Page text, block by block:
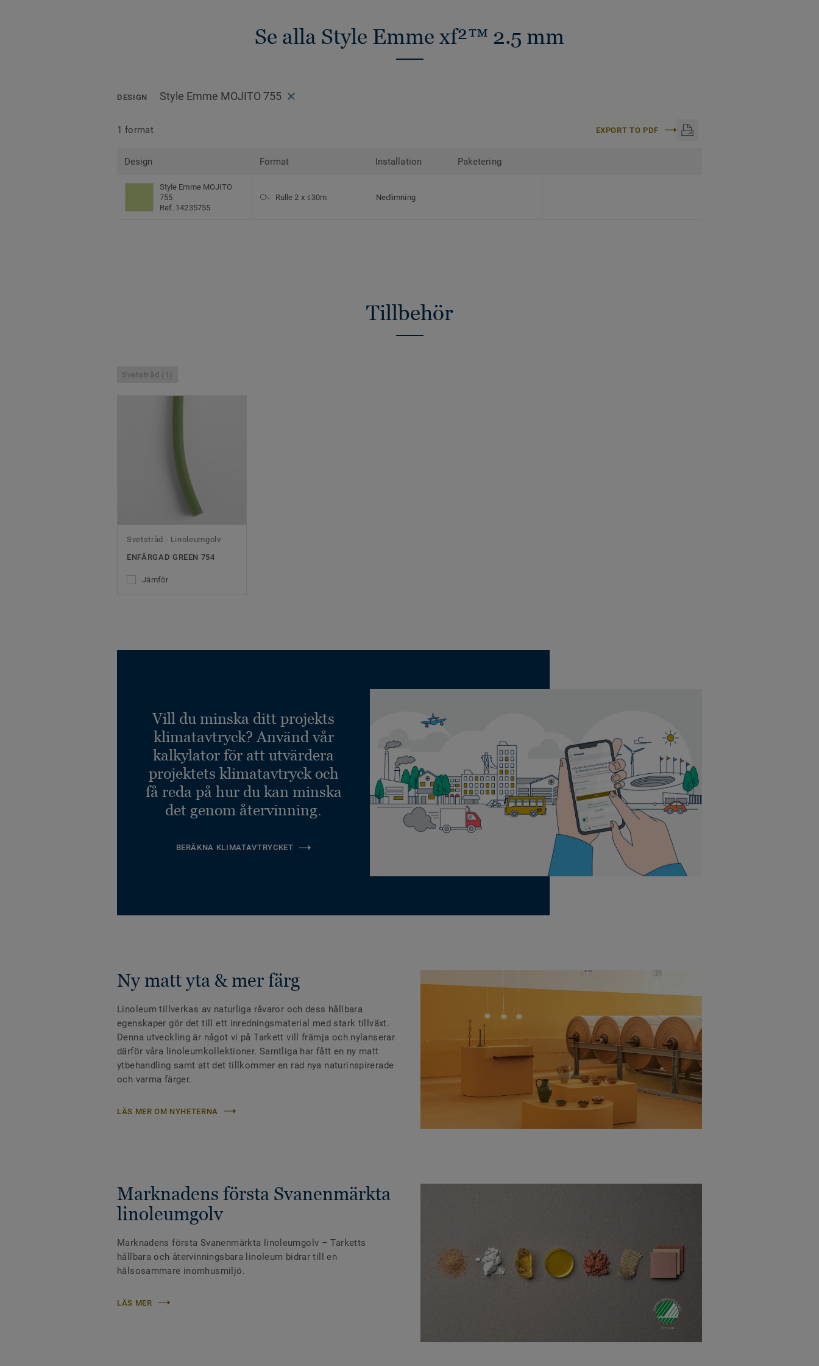
Se alla Style Emme xf²™ 2.5 mm
DESIGN Style Emme MOJITO 755
1 format EXPORT TO PDF
Design Format Installation Paketering
Style Emme MOJITO
755
Ref. 14235755
Rulle 2 x ≤30m Nedlimning
Tillbehör
Svetstråd (1)
Svetstråd - Linoleumgolv
ENFÄRGAD GREEN 754
Jämför
Vill du minska ditt projekts
klimatavtryck? Använd vår
kalkylator för att utvärdera
projektets klimatavtryck och
få reda på hur du kan minska
det genom återvinning.
BERÄKNA KLIMATAVTRYCKET
Ny matt yta & mer färg
Linoleum tillverkas av naturliga råvaror och dess hållbara
egenskaper gör det till ett inredningsmaterial med stark tillväxt.
Denna utveckling är något vi på Tarkett vill främja och nylanserar
därför våra linoleumkollektioner. Samtliga har fått en ny matt
ytbehandling samt att det tillkommer en rad nya naturinspirerade
och varma färger.
LÄS MER OM NYHETERNA
Marknadens första Svanenmärkta
linoleumgolv
Marknadens första Svanenmärkta linoleumgolv – Tarketts
hållbara och återvinningsbara linoleum bidrar till en
hälsosammare inomhusmiljö.
LÄS MER